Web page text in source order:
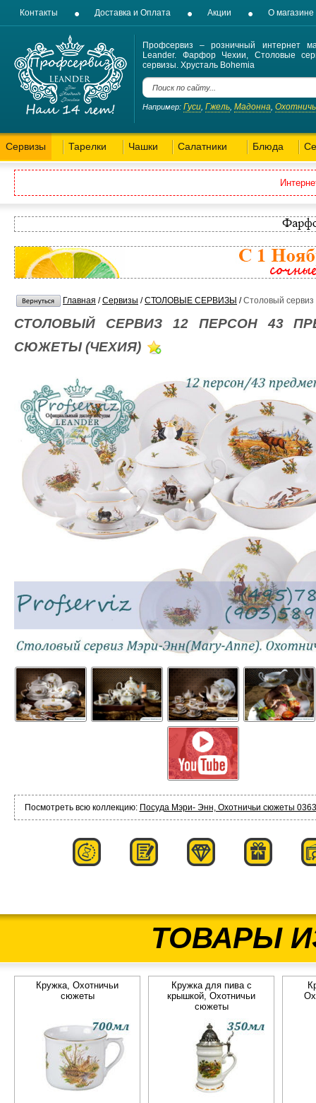
Контакты Доставка и Оплата Акции О магазине
Профсервиз – розничный интернет
Leander. Фарфор Чехии, Столовые
сервизы. Хрусталь Bohemia
Например: Гуси Гжель Мадонна
Сервизы Тарелки Чашки Салатники Блюда
Главная /Сервизы /СТОЛОВЫЕ СЕРВИЗЫ /Столовый
СТОЛОВЫЙ СЕРВИЗ 12 ПЕРСОН 43
СЮЖЕТЫ (ЧЕХИЯ)
Посмотреть всю коллекцию: Посуда Мэри- Энн, Охотничьи сюжеты
ТОВАРЫ
Кружка, Охотничьи
сюжеты
Кружка для пива с
крышкой, Охотничьи
сюжеты